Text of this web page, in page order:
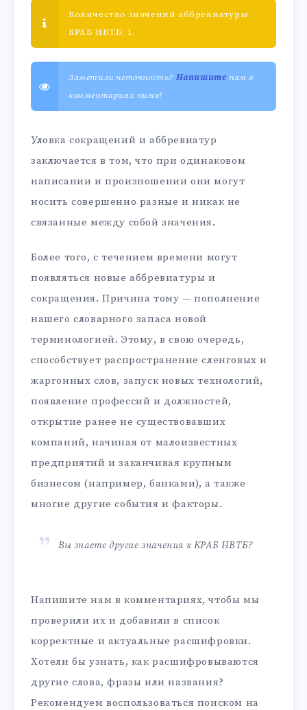
Количество значений аббревиатуры
КРАБ НВТБ: 1.
Заметили неточность? Напишитенам в
комментариях ниже!
Уловка сокращений и аббревиатур
заключается в том, что при одинаковом
написании и произношении они могут
носить совершенно разные и никак не
связанные между собой значения.
Более того, с течением времени могут
появляться новые аббревиатуры и
сокращения. Причина тому — пополнение
нашего словарного запаса новой
терминологией. Этому, в свою очередь,
способствует распространение сленговых и
жаргонных слов, запуск новых технологий,
появление профессий и должностей,
открытие ранее не существовавших
компаний, начиная от малоизвестных
предприятий и заканчивая крупным
бизнесом (например, банками), а также
многие другие события и факторы.
Вы знаете другие значения к КРАБ НВТБ?
Напишите нам в комментариях, чтобы мы
проверили их и добавили в список
корректные и актуальные расшифровки.
Хотели бы узнать, как расшифровываются
другие слова, фразы или названия?
Рекомендуем воспользоваться поиском на